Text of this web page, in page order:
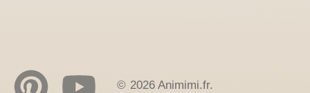
© 2026 Animimi.fr.